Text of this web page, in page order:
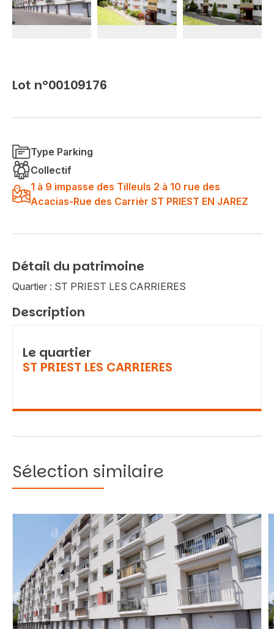
Lot n°00109176
Type Parking
Collectif
1 à 9 impasse des Tilleuls 2 à 10 rue des
Acacias-Rue des Carrièr ST PRIEST EN JAREZ
Détail du patrimoine
Quartier : ST PRIEST LES CARRIERES
Description
Le quartier
ST PRIEST LES CARRIERES
Sélection similaire